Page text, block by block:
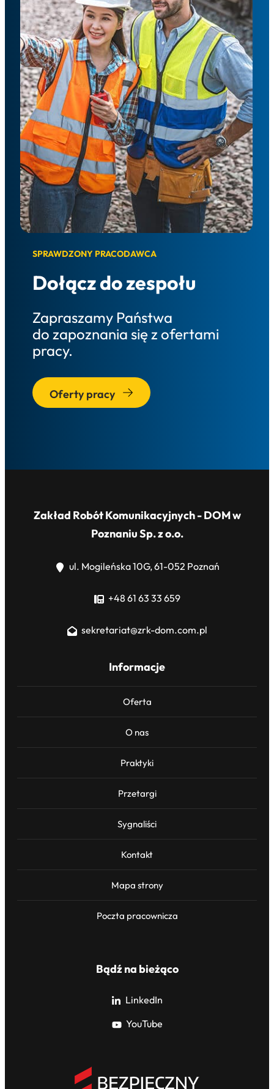
SPRAWDZONY PRACODAWCA
Dołącz do zespołu
Zapraszamy Państwa
do zapoznania się z ofertami
pracy.
Oferty pracy
Zakład Robót Komunikacyjnych - DOM w
Poznaniu Sp. z o.o.
ul. Mogileńska 10G, 61-052 Poznań
+48 61 63 33 659
sekretariat@zrk-dom.com.pl
Informacje
Oferta
O nas
Praktyki
Przetargi
Sygnaliści
Kontakt
Mapa strony
Poczta pracownicza
Bądź na bieżąco
LinkedIn
YouTube